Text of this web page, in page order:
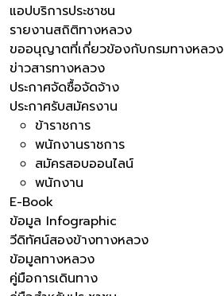
แอปบริการประชาชน
รายงานสถิติทางหลวง
ขออนุญาตที่เกี่ยวข้องกับกรมทางหลวง
ข่าวสารทางหลวง
ประกาศจัดซื้อจัดจ้าง
ประกาศรับสมัครงาน
ข้าราชการ
พนักงานราชการ
สมัครสอบออนไลน์
พนักงาน
E-Book
ข้อมูล Infographic
วีดิทัศน์สองข้างทางหลวง
ข้อมูลทางหลวง
คู่มือการเดินทาง